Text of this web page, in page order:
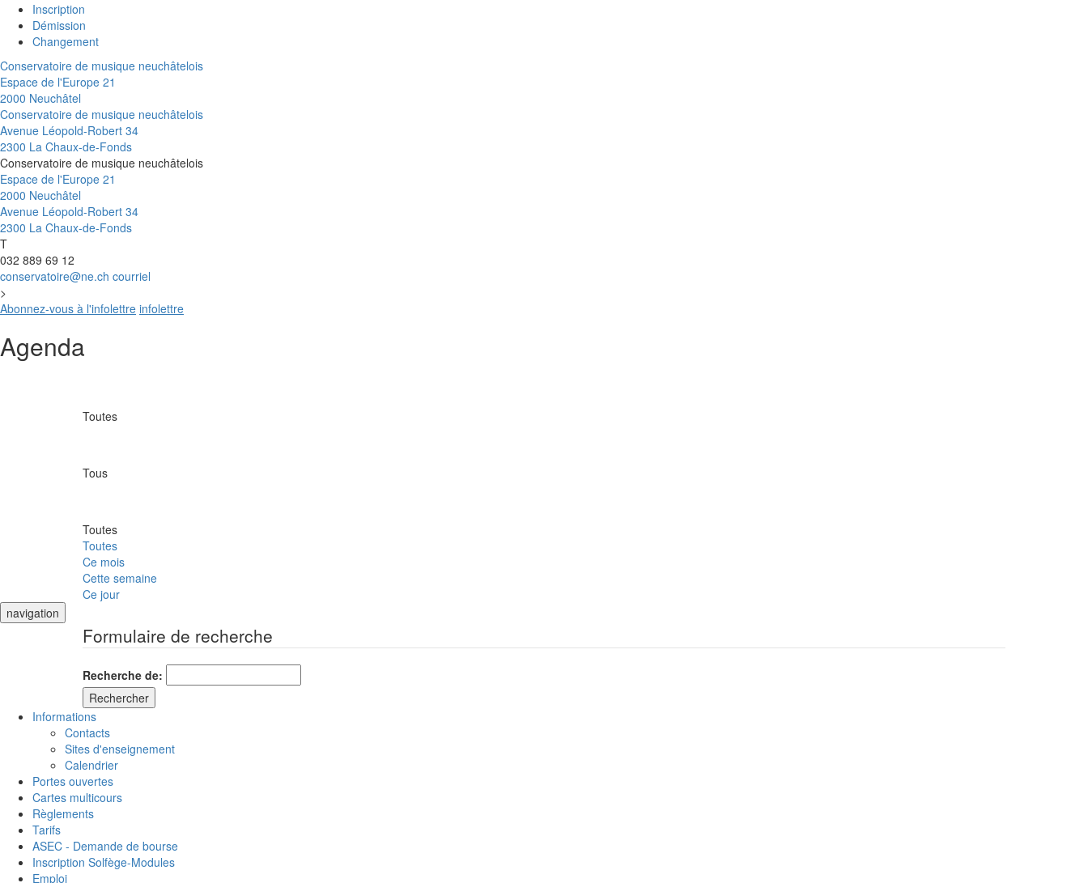
Inscription
Démission
Changement
Conservatoire de musique neuchâtelois
Espace de l'Europe 21
2000 Neuchâtel
Conservatoire de musique neuchâtelois
Avenue Léopold-Robert 34
2300 La Chaux-de-Fonds
Conservatoire de musique neuchâtelois
Espace de l'Europe 21
2000 Neuchâtel
Avenue Léopold-Robert 34
2300 La Chaux-de-Fonds
T
032 889 69 12
conservatoire@ne.ch courriel
>
Abonnez-vous à l'infolettre infolettre
Agenda
Toutes
Tous
Toutes
Toutes
Ce mois
Cette semaine
Ce jour
navigation
Formulaire de recherche
Recherche de:
Informations
Contacts
Sites d'enseignement
Calendrier
Portes ouvertes
Cartes multicours
Règlements
Tarifs
ASEC - Demande de bourse
Inscription Solfège-Modules
Emploi